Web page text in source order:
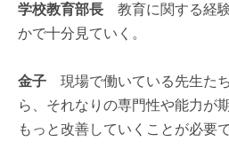
学校教育部長 教育に関する経
かで十分見ていく。
金子 現場で働いている先生た
ら、それなりの専門性や能力が
もっと改善していくことが必要